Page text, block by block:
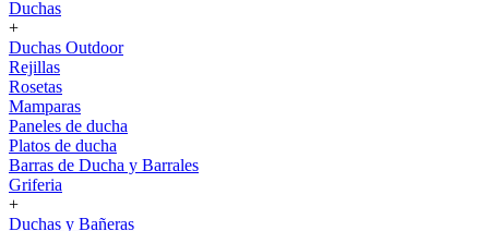
Duchas
+
Duchas Outdoor
Rejillas
Rosetas
Mamparas
Paneles de ducha
Platos de ducha
Barras de Ducha y Barrales
Griferia
+
Duchas y Bañeras